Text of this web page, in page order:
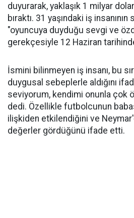
duyurarak, yaklaşık 1 milyar
bıraktı. 31 yaşındaki iş
"oyuncuya duyduğu sevgi ve
gerekçesiyle 12 Haziran
İsmini bilinmeyen iş insanı, bu
duygusal sebeplerle aldığını
seviyorum, kendimi onunla çok
dedi. Özellikle futbolcunun
ilişkiden etkilendiğini ve
değerler gördüğünü ifade etti.